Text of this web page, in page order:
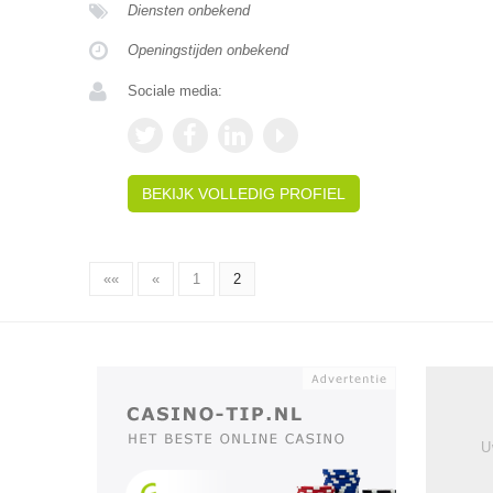
Diensten onbekend
Openingstijden onbekend
Sociale media:
BEKIJK VOLLEDIG PROFIEL
«« « 1 2